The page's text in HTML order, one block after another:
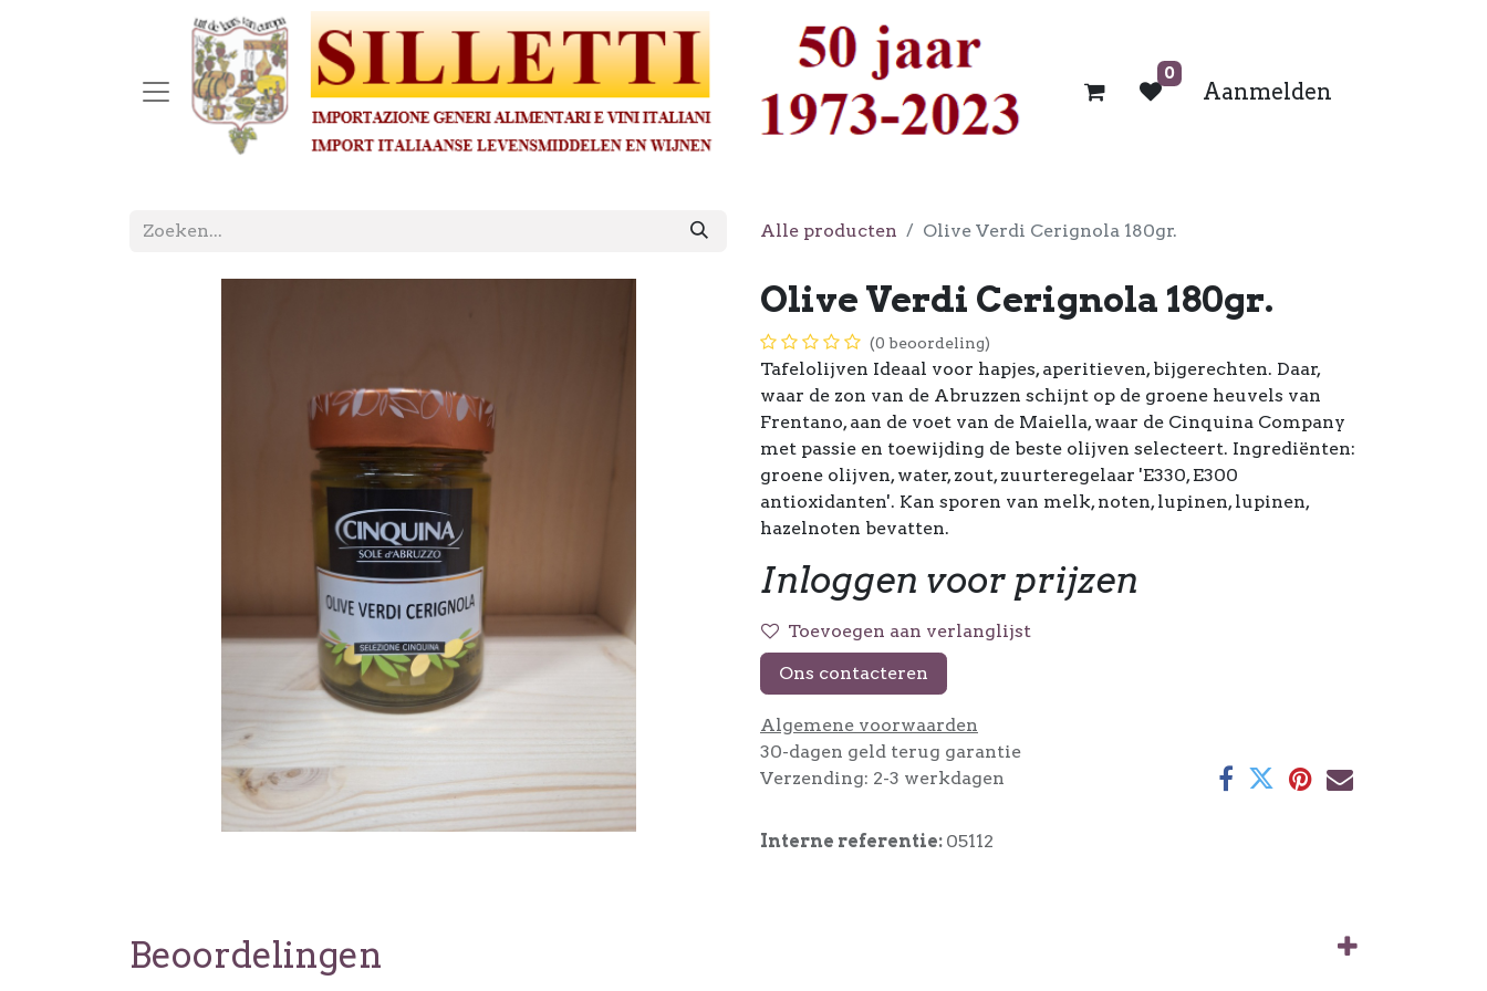
0
Aanmelden
Alle producten Olive Verdi Cerignola 180gr.
Olive Verdi Cerignola 180gr.
(0 beoordeling)
Tafelolijven Ideaal voor hapjes, aperitieven, bijgerechten. Daar,
waar de zon van de Abruzzen schijnt op de groene heuvels van
Frentano, aan de voet van de Maiella, waar de Cinquina Company
met passie en toewijding de beste olijven selecteert. Ingrediënten:
groene olijven, water, zout, zuurteregelaar 'E330, E300
antioxidanten'. Kan sporen van melk, noten, lupinen, lupinen,
hazelnoten bevatten.
Inloggen voor prijzen
Toevoegen aan verlanglijst
Ons contacteren
Algemene voorwaarden
30-dagen geld terug garantie
Verzending: 2-3 werkdagen
Interne referentie: 05112
Beoordelingen